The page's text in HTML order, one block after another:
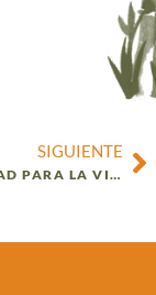
SIGUIENTE
CREATIVIDAD PARA LA VIDA: APRENDER HACIENDO Y EXPLORANDO